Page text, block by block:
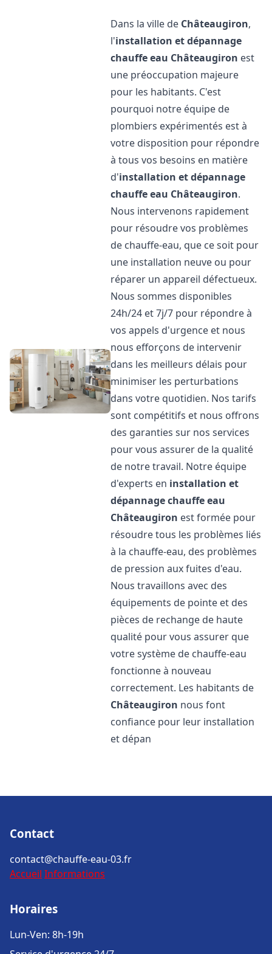
Dans la ville de Châteaugiron,
l'installation et dépannage
chauffe eau Châteaugiron est
une préoccupation majeure
pour les habitants. C'est
pourquoi notre équipe de
plombiers expérimentés est à
votre disposition pour répondre
à tous vos besoins en matière
d'installation et dépannage
chauffe eau Châteaugiron.
Nous intervenons rapidement
pour résoudre vos problèmes
de chauffe-eau, que ce soit pour
une installation neuve ou pour
réparer un appareil défectueux.
Nous sommes disponibles
24h/24 et 7j/7 pour répondre à
vos appels d'urgence et nous
nous efforçons de intervenir
dans les meilleurs délais pour
minimiser les perturbations
dans votre quotidien. Nos tarifs
sont compétitifs et nous offrons
des garanties sur nos services
pour vous assurer de la qualité
de notre travail. Notre équipe
d'experts en installation et
dépannage chauffe eau
Châteaugiron est formée pour
résoudre tous les problèmes liés
à la chauffe-eau, des problèmes
de pression aux fuites d'eau.
Nous travaillons avec des
équipements de pointe et des
pièces de rechange de haute
qualité pour vous assurer que
votre système de chauffe-eau
fonctionne à nouveau
correctement. Les habitants de
Châteaugiron nous font
confiance pour leur installation
et dépan
Contact
contact@chauffe-eau-03.fr
Accueil Informations
Horaires
Lun-Ven: 8h-19h